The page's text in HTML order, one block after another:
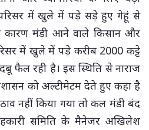
परिसर में खुले में पड़े सड़े हुए गेहूं से
कारण मंडी आने वाले किसान और
में खुले में पड़े करीब 2000 कट्टे
फैल रही है। इस स्थिति से नाराज
को अल्टीमेटम देते हुए कहा है
नहीं किया गया तो कल मंडी बंद
समिति के मैनेजर अखिलेश